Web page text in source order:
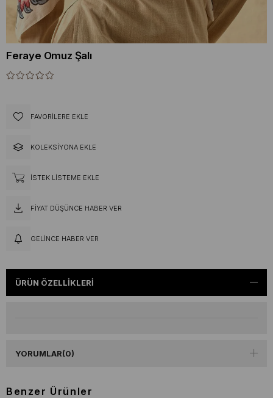
Feraye Omuz Şalı
FAVORILERE EKLE
KOLEKSIYONA EKLE
İSTEK LISTEME EKLE
FIYAT DÜŞÜNCE HABER VER
GELINCE HABER VER
ÜRÜN ÖZELLIKLERI
YORUMLAR(0)
Benzer Ürünler